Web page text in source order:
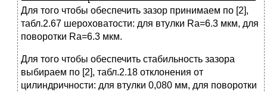
Для того чтобы обеспечить зазор принимаем по [2],
табл.2.67 шероховатости: для втулки Ra=6.3 мкм, для
поворотки Ra=6.3 мкм.
Для того чтобы обеспечить стабильность зазора
выбираем по [2], табл.2.18 отклонения от
цилиндричности: для втулки 0,080 мм, для поворотки